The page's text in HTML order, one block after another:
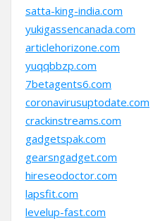
satta-king-india.com
yukigassencanada.com
articlehorizone.com
yuqqbbzp.com
7betagents6.com
coronavirusuptodate.com
crackinstreams.com
gadgetspak.com
gearsngadget.com
hireseodoctor.com
lapsfit.com
levelup-fast.com